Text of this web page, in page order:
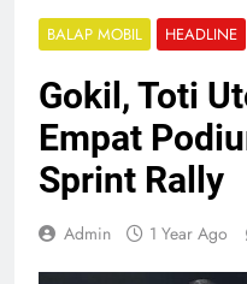
BALAP MOBIL HEADLINE
Gokil, Toti
Empat
Sprint Rally
Admin 1 Year Ago